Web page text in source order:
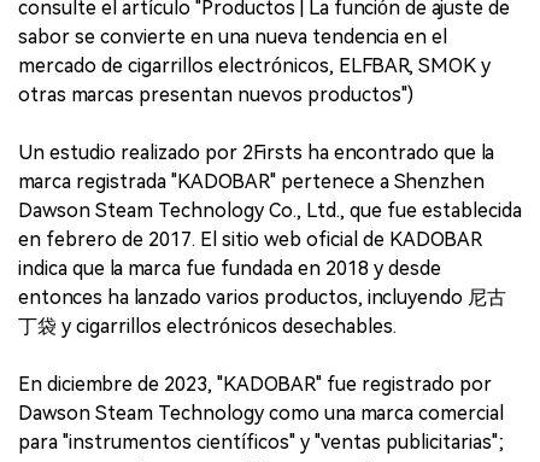
consulte el artículo "Productos | La función de ajuste de
sabor se convierte en una nueva tendencia en el
mercado de cigarrillos electrónicos, ELFBAR, SMOK y
otras marcas presentan nuevos productos")
Un estudio realizado por 2Firsts ha encontrado que la
marca registrada "KADOBAR" pertenece a Shenzhen
Dawson Steam Technology Co., Ltd., que fue establecida
en febrero de 2017. El sitio web oficial de KADOBAR
indica que la marca fue fundada en 2018 y desde
entonces ha lanzado varios productos, incluyendo 尼古
丁袋 y cigarrillos electrónicos desechables.
En diciembre de 2023, "KADOBAR" fue registrado por
Dawson Steam Technology como una marca comercial
para "instrumentos científicos" y "ventas publicitarias";